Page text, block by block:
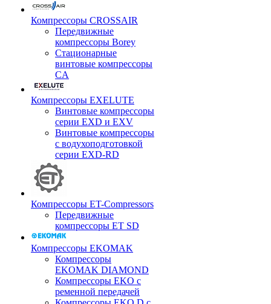
Компрессоры CROSSAIR
Передвижные
компрессоры Borey
Стационарные
винтовые компрессоры
CA
Компрессоры EXELUTE
Винтовые компрессоры
серии EXD и EXV
Винтовые компрессоры
с водухоподготовкой
серии EXD-RD
Компрессоры ET-Compressors
Передвижные
компрессоры ET SD
Компрессоры EKOMAK
Компрессоры
EKOMAK DIAMOND
Компрессоры EKO c
ременной передачей